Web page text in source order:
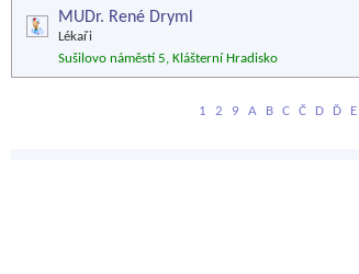
MUDr. René Dryml
Lékaři
Sušilovo náměstí 5, Klášterní Hradisko
1 2 9 A B C Č D Ď E